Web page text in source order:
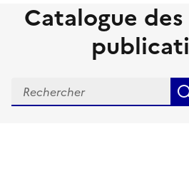
Catalogue